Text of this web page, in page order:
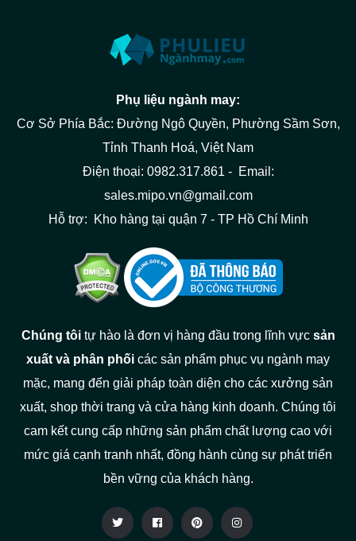
Phụ liệu ngành may:
Cơ Sở Phía Bắc: Đường Ngô Quyền, Phường Sầm Sơn,
Tỉnh Thanh Hoá, Việt Nam
Điện thoại: 0982.317.861 - Email:
sales.mipo.vn@gmail.com
Hỗ trợ: Kho hàng tại quận 7 - TP Hồ Chí Minh
Chúng tôitự hào là đơn vị hàng đầu trong lĩnh vực sản
xuất và phân phối các sản phẩm phục vụ ngành may
mặc, mang đến giải pháp toàn diện cho các xưởng sản
xuất, shop thời trang và cửa hàng kinh doanh. Chúng tôi
cam kết cung cấp những sản phẩm chất lượng cao với
mức giá cạnh tranh nhất, đồng hành cùng sự phát triển
bền vững của khách hàng.